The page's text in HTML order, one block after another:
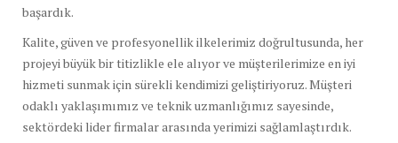
başardık.
Kalite, güven ve profesyonellik ilkelerimiz doğrultusunda, her
projeyi büyük bir titizlikle ele alıyor ve müşterilerimize en iyi
hizmeti sunmak için sürekli kendimizi geliştiriyoruz. Müşteri
odaklı yaklaşımımız ve teknik uzmanlığımız sayesinde,
sektördeki lider firmalar arasında yerimizi sağlamlaştırdık.